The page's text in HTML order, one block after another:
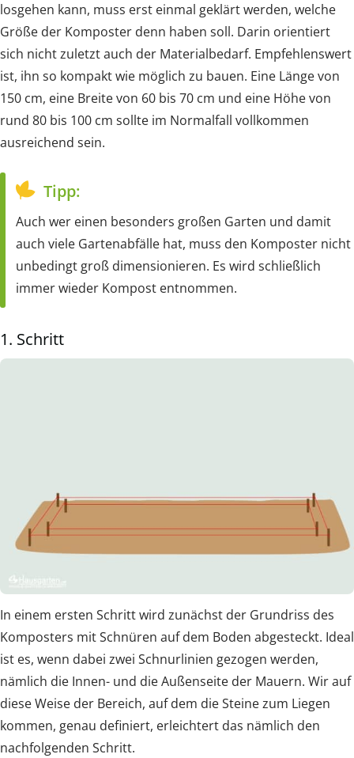
losgehen kann, muss erst einmal geklärt werden, welche
Größe der Komposter denn haben soll. Darin orientiert
sich nicht zuletzt auch der Materialbedarf. Empfehlenswert
ist, ihn so kompakt wie möglich zu bauen. Eine Länge von
150 cm, eine Breite von 60 bis 70 cm und eine Höhe von
rund 80 bis 100 cm sollte im Normalfall vollkommen
ausreichend sein.
Tipp:
Auch wer einen besonders großen Garten und damit
auch viele Gartenabfälle hat, muss den Komposter nicht
unbedingt groß dimensionieren. Es wird schließlich
immer wieder Kompost entnommen.
1. Schritt
In einem ersten Schritt wird zunächst der Grundriss des
Komposters mit Schnüren auf dem Boden abgesteckt. Ideal
ist es, wenn dabei zwei Schnurlinien gezogen werden,
nämlich die Innen- und die Außenseite der Mauern. Wir auf
diese Weise der Bereich, auf dem die Steine zum Liegen
kommen, genau definiert, erleichtert das nämlich den
nachfolgenden Schritt.